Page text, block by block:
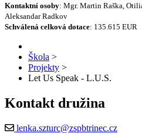
Kontaktní osoby: Mgr. Martin Raška,
Aleksandar Radkov
Schválená celková dotace: 135.615 EUR
Škola >
Projekty >
Let Us Speak - L.U.S.
Kontakt družina
lenka.szturc@zspbtrinec.cz